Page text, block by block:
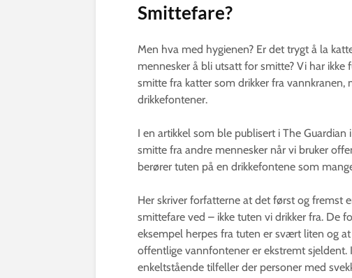
Smittefare?
Men hva med hygienen? Er det trygt å la
mennesker å bli utsatt for smitte? Vi har
smitte fra katter som drikker fra
drikkefontener.
I en artikkel som ble publisert i The
smitte fra andre mennesker når vi bruker
berører tuten på en drikkefontene som
Her skriver forfatterne at det først og fremst
smittefare ved – ikke tuten vi drikker fra. De
eksempel herpes fra tuten er svært liten og
offentlige vannfontener er ekstremt
enkeltstående tilfeller der personer med